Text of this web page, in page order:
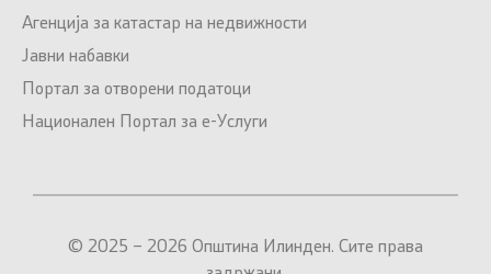
Агенција за катастар на недвижности
Јавни набавки
Портал за отворени податоци
Национален Портал за е-Услуги
© 2025 – 2026 Општина Илинден. Сите права